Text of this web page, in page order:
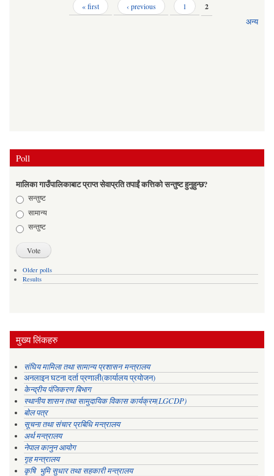
« first ‹ previous 1
2
अन्य
Poll
मालिका गाउँपालिकाबाट प्राप्त सेवाप्रति तपाईं कत्तिको सन्तुष्ट हुनुहुन्छ?
Choices
सन्तुष्ट
सामान्य
सन्तुष्ट
Older polls
Results
मुख्य लिंकहरु
संघिय मामिला तथा सामान्य प्रशासन मन्त्रालय
अनलाइन घटना दर्ता प्रणाली(कार्यालय प्रयोजन)
केन्द्रीय पंजिकरण बिभाग
स्थानीय शासन तथा सामुदायिक विकास कार्यक्रम(LGCDP)
बोल पत्र
सूचना तथा संचार प्रबिधि मन्त्रालय
अर्थ मन्त्रालय
नेपाल कानुन आयोग
गृह मन्त्रालय
कृषि भुमि सुधार तथा सहकारी मन्त्रालय